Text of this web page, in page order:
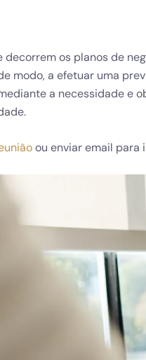
decorrem os planos de
modo, a efetuar uma
a necessidade e
ou enviar email